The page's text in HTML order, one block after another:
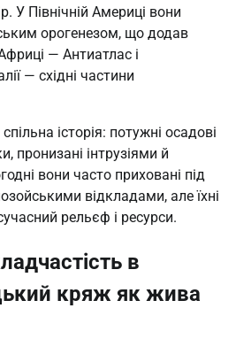
У Північній Америці вони
орогенезом, що додав
— Антиатлас і
— східні частини
історія: потужні осадові
пронизані інтрузіями й
вони часто приховані під
відкладами, але їхні
рельєф і ресурси.
в
кряж як жива